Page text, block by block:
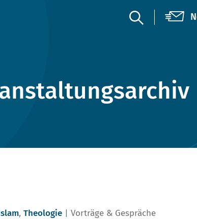
, Theologie Vorträge & Gespräche